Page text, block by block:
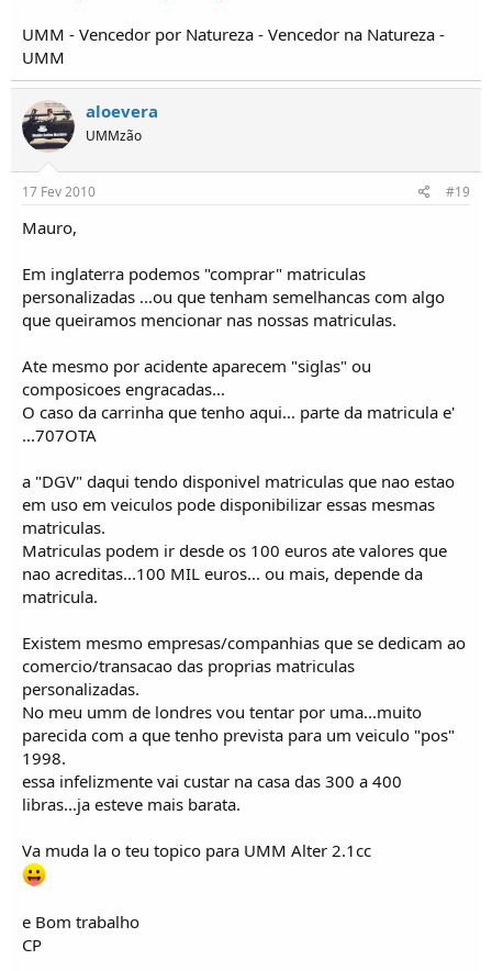
UMM - Vencedor por Natureza - Vencedor na Natureza -
UMM
aloevera
UMMzão
17 Fev 2010 #19
Mauro,
Em inglaterra podemos "comprar" matriculas
personalizadas ...ou que tenham semelhancas com algo
que queiramos mencionar nas nossas matriculas.
Ate mesmo por acidente aparecem "siglas" ou
composicoes engracadas...
O caso da carrinha que tenho aqui... parte da matricula e'
...707OTA
a "DGV" daqui tendo disponivel matriculas que nao estao
em uso em veiculos pode disponibilizar essas mesmas
matriculas.
Matriculas podem ir desde os 100 euros ate valores que
nao acreditas...100 MIL euros... ou mais, depende da
matricula.
Existem mesmo empresas/companhias que se dedicam ao
comercio/transacao das proprias matriculas
personalizadas.
No meu umm de londres vou tentar por uma...muito
parecida com a que tenho prevista para um veiculo "pos"
1998.
essa infelizmente vai custar na casa das 300 a 400
libras...ja esteve mais barata.
Va muda la o teu topico para UMM Alter 2.1cc
e Bom trabalho
CP